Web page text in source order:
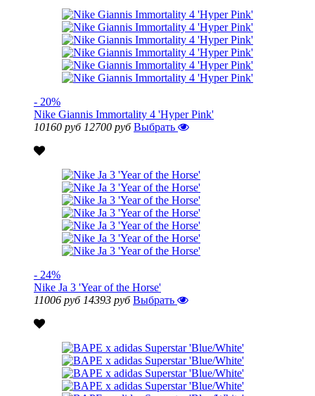
- 20%
Nike Giannis Immortality 4 'Hyper Pink'
10160 руб 12700 руб Выбрать
- 24%
Nike Ja 3 'Year of the Horse'
11006 руб 14393 руб Выбрать